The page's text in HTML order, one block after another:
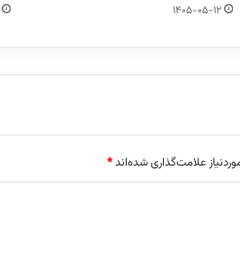
1405-05-12
علامت‌گذاری شده‌اند*